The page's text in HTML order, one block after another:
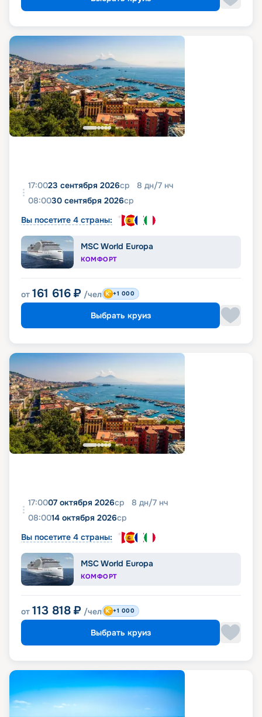
17:0023 сентября 2026ср 8 дн/7 нч
08:0030 сентября 2026ср
Вы посетите 4 страны:
MSC World Europa
КОМФОРТ
от 161 616 ₽ /чел +1 000
Выбрать круиз
17:0007 октября 2026ср 8 дн/7 нч
08:0014 октября 2026ср
Вы посетите 4 страны:
MSC World Europa
КОМФОРТ
от 113 818 ₽ /чел +1 000
Выбрать круиз